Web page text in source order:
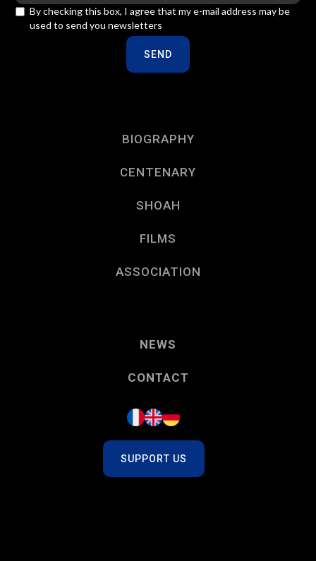
By checking this box, I agree that my e-mail address may be
used to send you newsletters
BIOGRAPHY
CENTENARY
SHOAH
FILMS
ASSOCIATION
NEWS
CONTACT
SUPPORT US